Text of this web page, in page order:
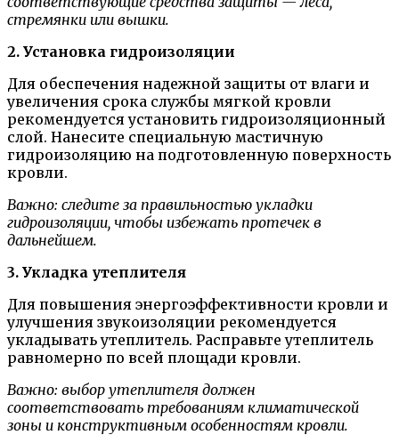
стремянки или вышки.
2. Установка гидроизоляции
Для обеспечения надежной защиты от влаги и
увеличения срока службы мягкой кровли
рекомендуется установить гидроизоляционный
слой. Нанесите специальную мастичную
гидроизоляцию на подготовленную поверхность
кровли.
Важно: следите за правильностью укладки
гидроизоляции, чтобы избежать протечек в
дальнейшем.
3. Укладка утеплителя
Для повышения энергоэффективности кровли и
улучшения звукоизоляции рекомендуется
укладывать утеплитель. Расправьте утеплитель
равномерно по всей площади кровли.
Важно: выбор утеплителя должен
соответствовать требованиям климатической
зоны и конструктивным особенностям кровли.